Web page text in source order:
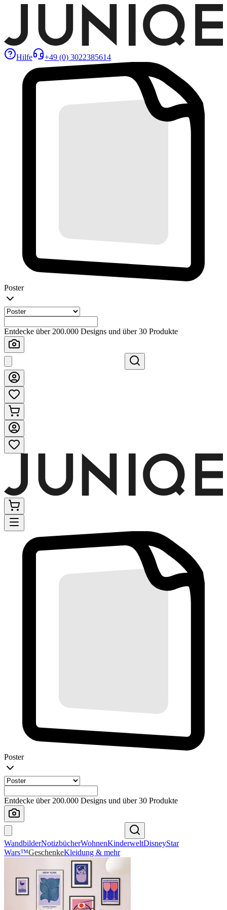
Hilfe +49 (0) 3022385614
Poster
Entdecke über 200.000 Designs und über 30 Produkte
Poster
Entdecke über 200.000 Designs und über 30 Produkte
WandbilderNotizbücherWohnenKinderweltDisneyStar
Wars™GeschenkeKleidung & mehr